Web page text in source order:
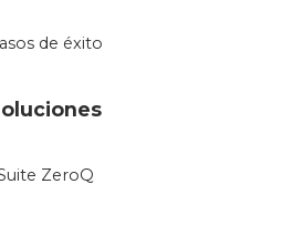
de éxito
ZeroQ